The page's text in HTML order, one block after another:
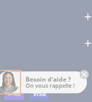
Besoin d'aide ?
On vous rappelle !